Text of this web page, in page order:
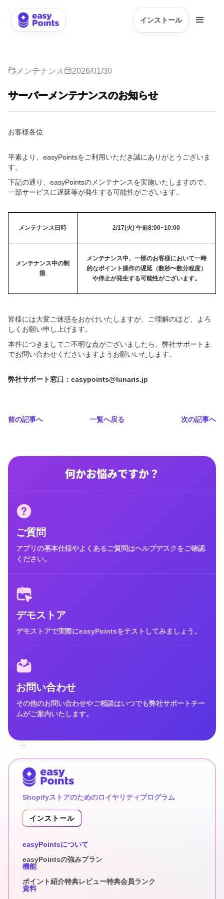
インストール
メンテナンス 2026/01/30
サーバーメンテナンスのお知らせ
お客様各位
平素より、easyPointsをご利用いただき誠にありがとうございま
す。
下記の通り、easyPointsのメンテナンスを実施いたしますので、
一部サービスに遅延等が発生する可能性がございます。
メンテナンス日時 2/17(火) 午前8:00~10:00
メンテナンス中の制
限
メンテナンス中、一部のお客様において一時
的なポイント操作の遅延（数秒〜数分程度）
や停止が発生する可能性がございます。
皆様には大変ご迷惑をおかけいたしますが、ご理解のほど、よろ
しくお願い申し上げます。
本件につきましてご不明な点がございましたら、弊社サポートま
でお問い合わせくださいますようお願いいたします。
弊社サポート窓口：easypoints@lunaris.jp
前の記事へ 一覧へ戻る 次の記事へ
何かお悩みですか？
ご質問
アプリの基本仕様やよくあるご質問はヘルプデスクをご確認
ください。
デモストア
デモストアで実際にeasyPointsをテストしてみましょう。
お問い合わせ
その他のお問い合わせやご相談はいつでも弊社サポートチー
ムがご案内いたします。
Shopifyストアのためのロイヤリティプログラム
インストール
easyPointsについて
easyPointsの強みプラン
機能
ポイント紹介特典レビュー特典会員ランク
資料